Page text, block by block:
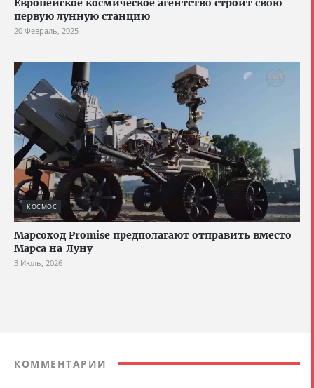
Европейское космическое агентство строит свою
первую лунную станцию
20 Февраль, 2025
КОСМОС
Марсоход Promise предполагают отправить вместо
Марса на Луну
3 Июль, 2026
КОММЕНТАРИИ